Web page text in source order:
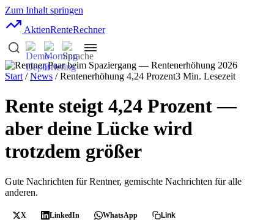
Zum Inhalt springen
AktienRenteRechner
Start /News / Rentenerhöhung 4,24 Prozent3 Min. Lesezeit
Rente steigt 4,24 Prozent —
aber deine Lücke wird
trotzdem größer
Gute Nachrichten für Rentner, gemischte Nachrichten für alle
anderen.
X LinkedIn WhatsApp Link